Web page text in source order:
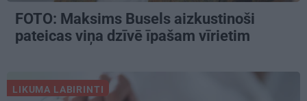
FOTO: Maksims Busels aizkustinoši
pateicas viņa dzīvē īpašam vīrietim
LIKUMA LABIRINTI